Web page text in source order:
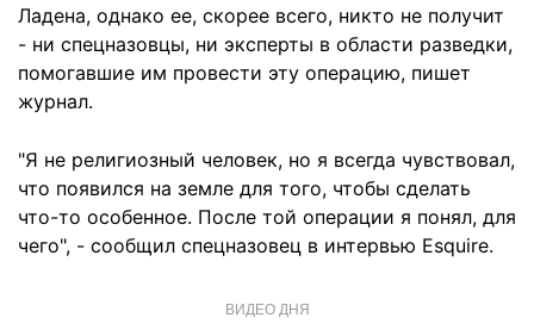
Ладена, однако ее, скорее всего, никто не получит
- ни спецназовцы, ни эксперты в области разведки,
помогавшие им провести эту операцию, пишет
журнал.
"Я не религиозный человек, но я всегда чувствовал,
что появился на земле для того, чтобы сделать
что-то особенное. После той операции я понял, для
чего", - сообщил спецназовец в интервью Esquire.
ВИДЕО ДНЯ